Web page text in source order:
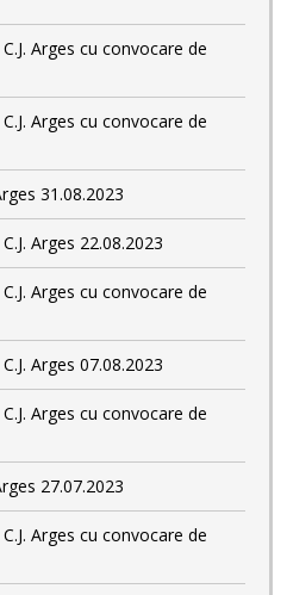
Arges cu convocare de
Arges cu convocare de
31.08.2023
Arges 22.08.2023
Arges cu convocare de
Arges 07.08.2023
Arges cu convocare de
27.07.2023
Arges cu convocare de